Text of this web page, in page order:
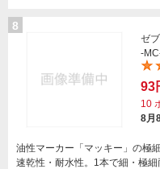
8
ゼ
-
93
10
8月
油性マーカー「マッキー」の極細
速乾性・耐水性。1本で細・極細